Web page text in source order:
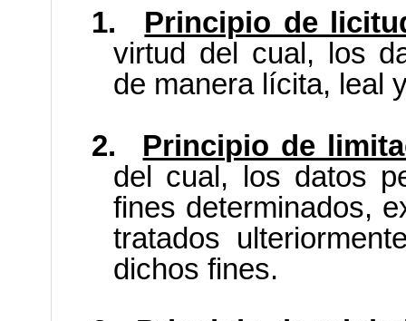
1.
Principio de
virtud del cual, los
de manera lícita, leal
2.
Principio de
del cual, los datos
fines determinados,
tratados
dichos fines.